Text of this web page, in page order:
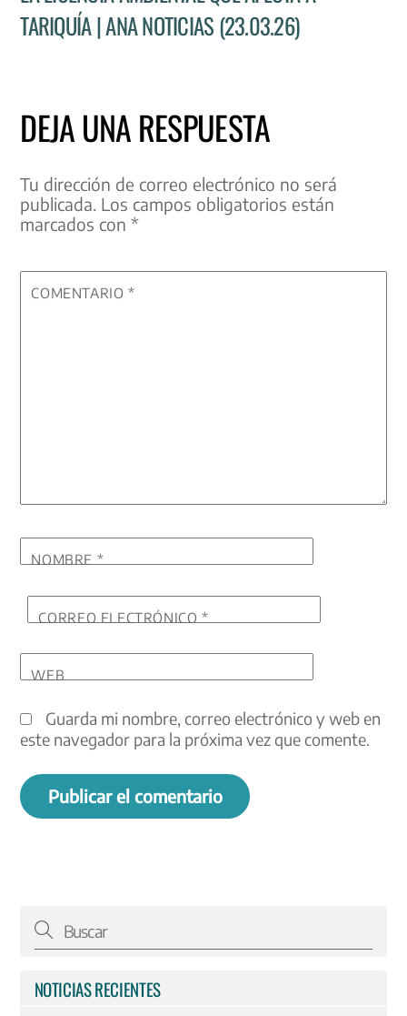
TARIQUÍA | ANA NOTICIAS (23.03.26)
DEJA UNA RESPUESTA
Tu dirección de correo electrónico no será
publicada. Los campos obligatorios están
marcados con*
COMENTARIO*
NOMBRE *
CORREO ELECTRÓNICO*
WEB
Guarda mi nombre, correo electrónico y web en
este navegador para la próxima vez que comente.
NOTICIAS RECIENTES